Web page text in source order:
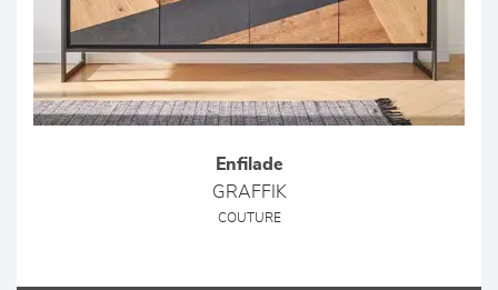
Enfilade
GRAFFIK
COUTURE